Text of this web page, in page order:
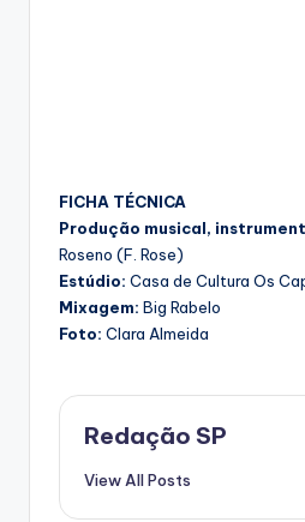
FICHA TÉCNICA
Produção musical,
Roseno (F. Rose)
Estúdio: Casa de Cultura Os
Mixagem: Big Rabelo
Foto: Clara Almeida
Redação SP
View All Posts